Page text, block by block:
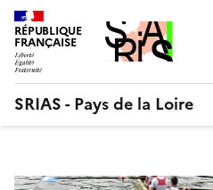
Aller
au
contenu
RÉPUBLIQUE
FRANÇAISE
SRIAS - Pays de la Loire